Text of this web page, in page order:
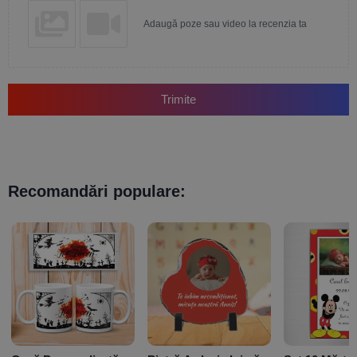
Adaugă poze sau video la recenzia ta
Trimite
Recomandări populare: